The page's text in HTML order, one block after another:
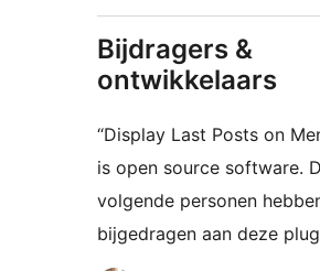
Bijdragers &
ontwikkelaars
“Display Last Posts on
is open source software.
volgende personen
bijgedragen aan deze